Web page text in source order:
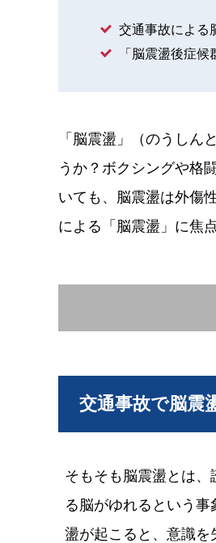
交通事故による
「脳震盪後症
「脳震盪」（のうしん
うか？ボクシングや格
いても、脳震盪は外傷
による「脳震盪」に焦
交通事故で脳震
そもそも脳震盪とは
る脳がゆれるという
盪が起こると、意識